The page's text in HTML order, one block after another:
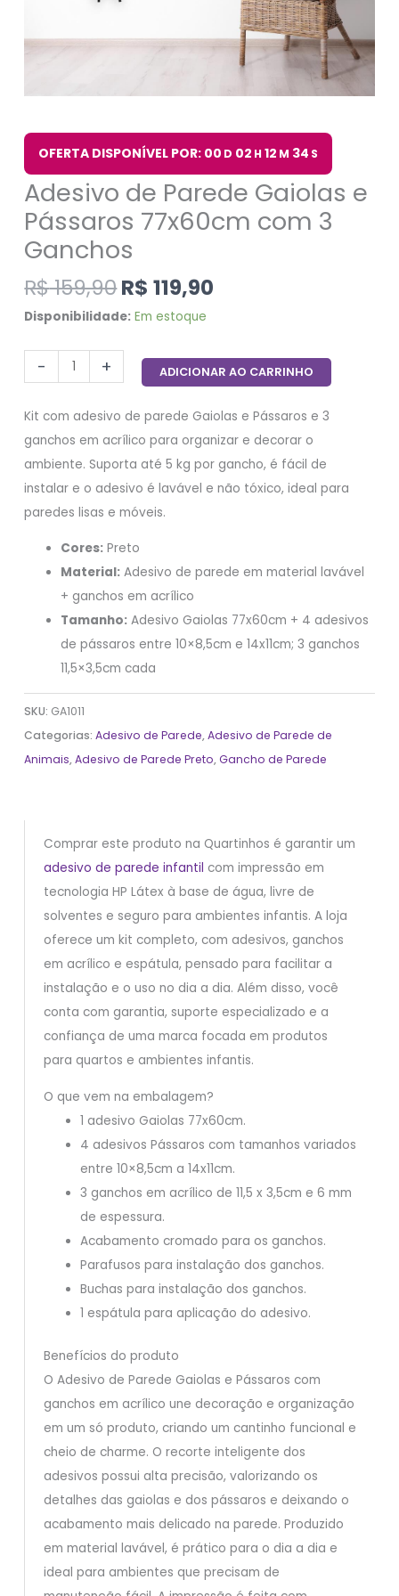
OFERTA DISPONÍVEL POR: 00 D 02 H 12 M 33 S
Adesivo de Parede Gaiolas e
Pássaros 77x60cm com 3
Ganchos
R$159,90R$ 119,90
Disponibilidade: Em estoque
- + ADICIONAR AO CARRINHO
Kit com adesivo de parede Gaiolas e Pássaros e 3
ganchos em acrílico para organizar e decorar o
ambiente. Suporta até 5 kg por gancho, é fácil de
instalar e o adesivo é lavável e não tóxico, ideal para
paredes lisas e móveis.
Cores: Preto
Material: Adesivo de parede em material lavável
+ ganchos em acrílico
Tamanho: Adesivo Gaiolas 77x60cm + 4 adesivos
de pássaros entre 10×8,5cm e 14x11cm; 3 ganchos
11,5×3,5cm cada
SKU: GA1011
Categorias:Adesivo de Parede,Adesivo de Parede de
Animais,Adesivo de Parede Preto,Gancho de Parede
Comprar este produto na Quartinhos é garantir um
adesivo de parede infantil com impressão em
tecnologia HP Látex à base de água, livre de
solventes e seguro para ambientes infantis. A loja
oferece um kit completo, com adesivos, ganchos
em acrílico e espátula, pensado para facilitar a
instalação e o uso no dia a dia. Além disso, você
conta com garantia, suporte especializado e a
confiança de uma marca focada em produtos
para quartos e ambientes infantis.
O que vem na embalagem?
1 adesivo Gaiolas 77x60cm.
4 adesivos Pássaros com tamanhos variados
entre 10×8,5cm a 14x11cm.
3 ganchos em acrílico de 11,5 x 3,5cm e 6 mm
de espessura.
Acabamento cromado para os ganchos.
Parafusos para instalação dos ganchos.
Buchas para instalação dos ganchos.
1 espátula para aplicação do adesivo.
Benefícios do produto
O Adesivo de Parede Gaiolas e Pássaros com
ganchos em acrílico une decoração e organização
em um só produto, criando um cantinho funcional e
cheio de charme. O recorte inteligente dos
adesivos possui alta precisão, valorizando os
detalhes das gaiolas e dos pássaros e deixando o
acabamento mais delicado na parede. Produzido
em material lavável, é prático para o dia a dia e
ideal para ambientes que precisam de